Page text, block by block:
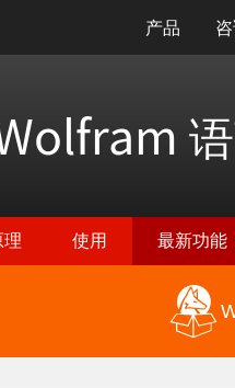
产品
理 使用 最新功能